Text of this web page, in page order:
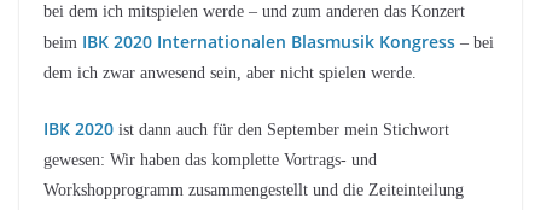
bei dem ich mitspielen werde – und zum anderen das Konzert
beim IBK 2020 Internationalen Blasmusik Kongress – bei
dem ich zwar anwesend sein, aber nicht spielen werde.
IBK 2020 ist dann auch für den September mein Stichwort
gewesen: Wir haben das komplette Vortrags- und
Workshopprogramm zusammengestellt und die Zeiteinteilung